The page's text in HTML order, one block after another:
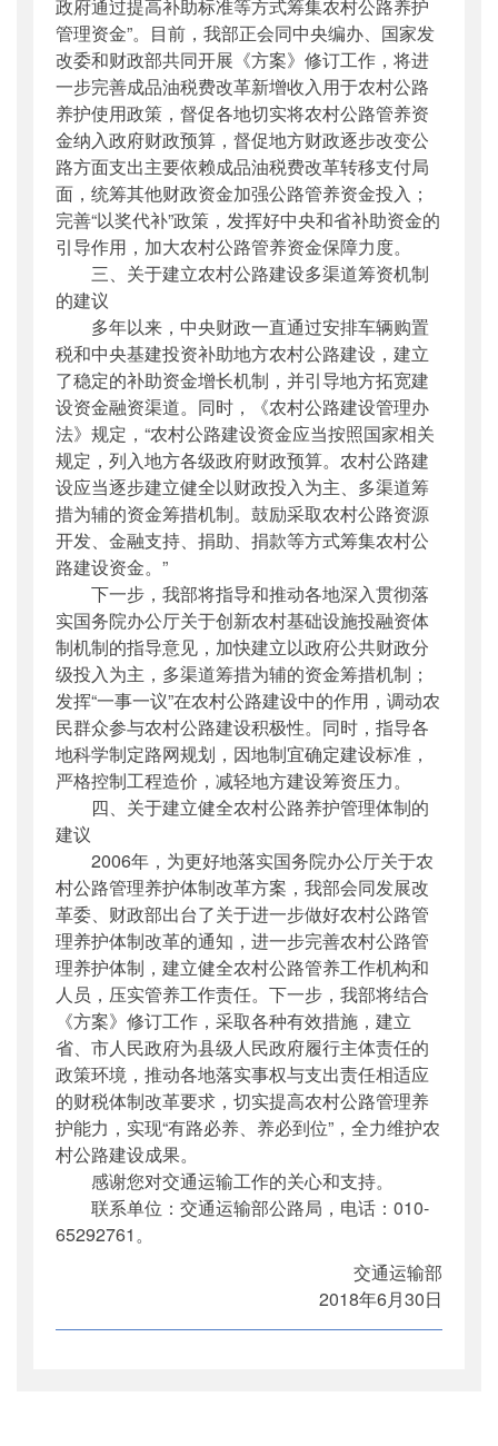
政府通过提高补助标准等方式筹集农村公路养护
管理资金”。目前，我部正会同中央编办、国家发
改委和财政部共同开展《方案》修订工作，将进
一步完善成品油税费改革新增收入用于农村公路
养护使用政策，督促各地切实将农村公路管养资
金纳入政府财政预算，督促地方财政逐步改变公
路方面支出主要依赖成品油税费改革转移支付局
面，统筹其他财政资金加强公路管养资金投入；
完善“以奖代补”政策，发挥好中央和省补助资金的
引导作用，加大农村公路管养资金保障力度。
三、关于建立农村公路建设多渠道筹资机制
的建议
多年以来，中央财政一直通过安排车辆购置
税和中央基建投资补助地方农村公路建设，建立
了稳定的补助资金增长机制，并引导地方拓宽建
设资金融资渠道。同时，《农村公路建设管理办
法》规定，“农村公路建设资金应当按照国家相关
规定，列入地方各级政府财政预算。农村公路建
设应当逐步建立健全以财政投入为主、多渠道筹
措为辅的资金筹措机制。鼓励采取农村公路资源
开发、金融支持、捐助、捐款等方式筹集农村公
路建设资金。”
下一步，我部将指导和推动各地深入贯彻落
实国务院办公厅关于创新农村基础设施投融资体
制机制的指导意见，加快建立以政府公共财政分
级投入为主，多渠道筹措为辅的资金筹措机制；
发挥“一事一议”在农村公路建设中的作用，调动农
民群众参与农村公路建设积极性。同时，指导各
地科学制定路网规划，因地制宜确定建设标准，
严格控制工程造价，减轻地方建设筹资压力。
四、关于建立健全农村公路养护管理体制的
建议
2006年，为更好地落实国务院办公厅关于农
村公路管理养护体制改革方案，我部会同发展改
革委、财政部出台了关于进一步做好农村公路管
理养护体制改革的通知，进一步完善农村公路管
理养护体制，建立健全农村公路管养工作机构和
人员，压实管养工作责任。下一步，我部将结合
《方案》修订工作，采取各种有效措施，建立
省、市人民政府为县级人民政府履行主体责任的
政策环境，推动各地落实事权与支出责任相适应
的财税体制改革要求，切实提高农村公路管理养
护能力，实现“有路必养、养必到位”，全力维护农
村公路建设成果。
感谢您对交通运输工作的关心和支持。
联系单位：交通运输部公路局，电话：010-
65292761。
交通运输部
2018年6月30日